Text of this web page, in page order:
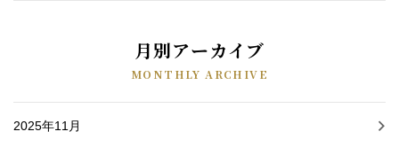
月別アーカイブ
MONTHLY ARCHIVE
2025年11月